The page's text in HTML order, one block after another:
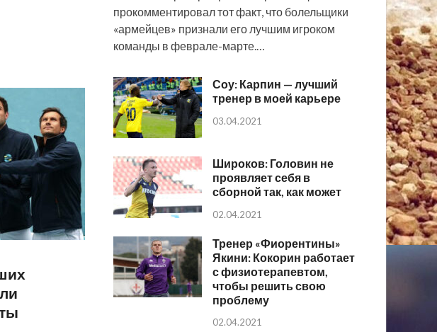
прокомментировал тот факт, что болельщики
«армейцев» признали его лучшим игроком
команды в феврале-марте.…
Соу: Карпин — лучший
тренер в моей карьере
03.04.2021
Широков: Головин не
проявляет себя в
сборной так, как может
02.04.2021
Тренер «Фиорентины»
Якини: Кокорин работает
с физиотерапевтом,
чтобы решить свою
проблему
02.04.2021